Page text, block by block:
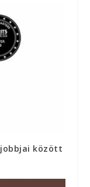
között